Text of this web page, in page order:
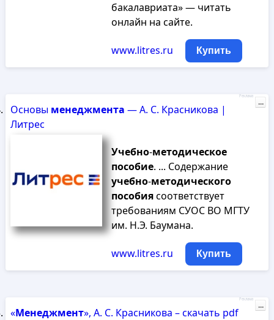
бакалавриата» — читать
онлайн на сайте.
www.litres.ru Купить
Основы менеджмента — А. С. Красникова |
Литрес
Учебно-методическое
пособие. ... Содержание
учебно-методического
пособиясоответствует
требованиям СУОС ВО МГТУ
им. Н.Э. Баумана.
www.litres.ru Купить
Реклама
...
«Менеджмент», А. С. Красникова – скачать pdf
Реклама
...